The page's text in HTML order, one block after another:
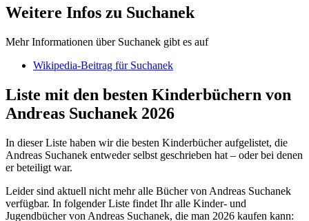
Weitere Infos zu Suchanek
Mehr Informationen über Suchanek gibt es auf
Wikipedia-Beitrag für Suchanek
Liste mit den besten Kinderbüchern von
Andreas Suchanek 2026
In dieser Liste haben wir die besten Kinderbücher aufgelistet, die
Andreas Suchanek entweder selbst geschrieben hat – oder bei denen
er beteiligt war.
Leider sind aktuell nicht mehr alle Bücher von Andreas Suchanek
verfügbar. In folgender Liste findet Ihr alle Kinder- und
Jugendbücher von Andreas Suchanek, die man 2026 kaufen kann: